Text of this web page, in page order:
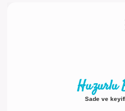
Gizlilik
Huzurlu
Sade ve